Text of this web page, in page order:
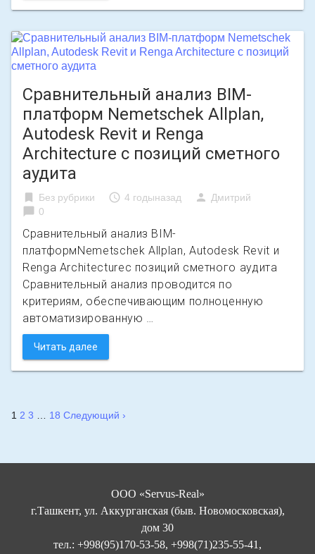
Сравнительный анализ BIM-
платформ Nemetschek Allplan,
Autodesk Revit и Renga
Architecture с позиций сметного
аудита
bookmark Без рубрики access_time 4 годыназад person Дмитрий
0
Сравнительный анализ BIM-
платформNemetschek Allplan, Autodesk Revit и
Renga Architectureс позиций сметного аудита
Сравнительный анализ проводится по
критериям, обеспечивающим полноценную
автоматизированную …
Читать далее
Пагинация
1 2 3 18 Следующий ›
ООО «Servus-Real»
г.Ташкент, ул. Аккурганская (быв. Новомосковская),
дом 30
тел.: +998(95)170-53-58, +998(71)235-55-41,